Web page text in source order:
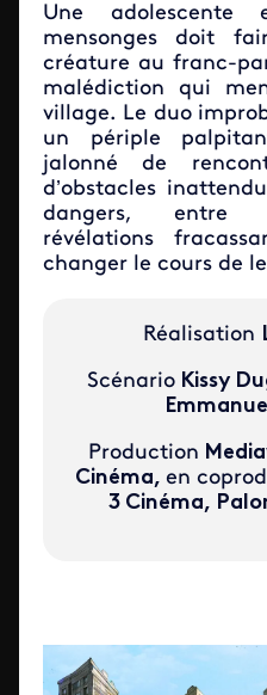
Une adolescente
mensonges doit
créature au franc-
malédiction qui
village. Le duo
un périple
jalonné de
d’obstacles
dangers, entre
révélations
changer le cours de
Réalisation
Scénario Kissy
Production
Cinéma, en
3 Cinéma,